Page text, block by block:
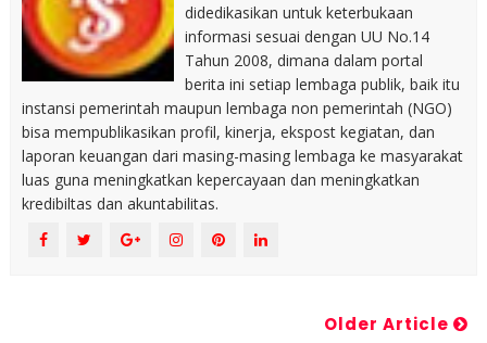
didedikasikan untuk keterbukaan
informasi sesuai dengan UU No.14
Tahun 2008, dimana dalam portal
berita ini setiap lembaga publik, baik itu
instansi pemerintah maupun lembaga non pemerintah (NGO)
bisa mempublikasikan profil, kinerja, ekspost kegiatan, dan
laporan keuangan dari masing-masing lembaga ke masyarakat
luas guna meningkatkan kepercayaan dan meningkatkan
kredibiltas dan akuntabilitas.
Older Article